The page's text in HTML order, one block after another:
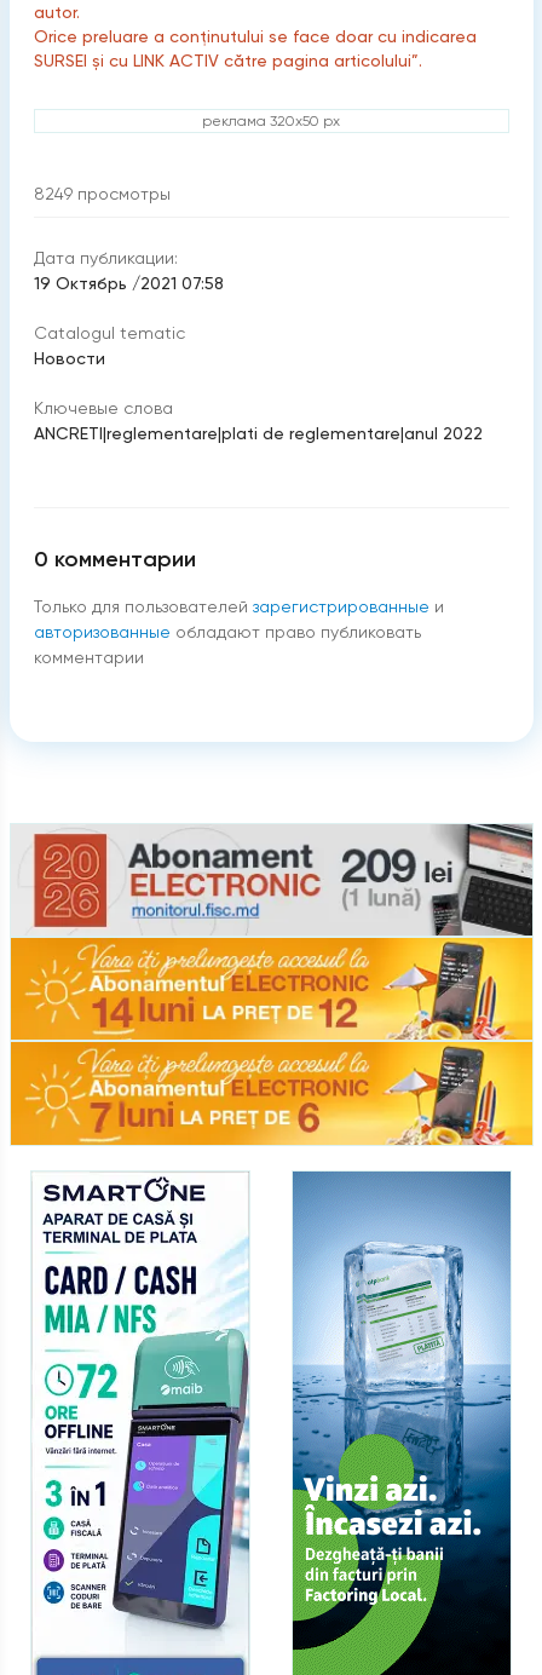
autor.
Orice preluare a conținutului se face doar cu indicarea
SURSEI și cu LINK ACTIV către pagina articolului”.
реклама 320x50 px
8249 просмотры
Дата публикации:
19 Октябрь /2021 07:58
Catalogul tematic
Новости
Ключевые слова
ANCRETI|reglementare|plati de reglementare|anul 2022
0 комментарии
Только для пользователей зарегистрированные и
авторизованные обладают право публиковать
комментарии